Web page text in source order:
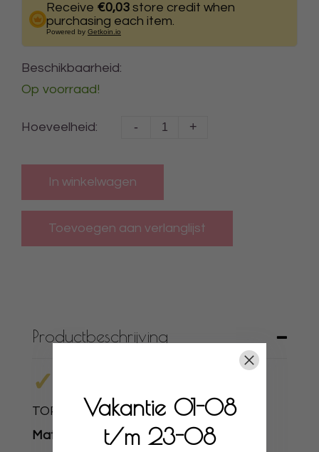
Receive €0,03 store credit when
purchasing each item.
Powered by Getkoin.io
Beschikbaarheid:
Op voorraad!
Hoeveelheid: - +
In winkelwagen
Productbeschrijving
✓
TOPPERS✓PRODUCTOMSCHRIJVING
Materiaal:
Hout of acryl.
Vakantie 01-08
t/m 23-08